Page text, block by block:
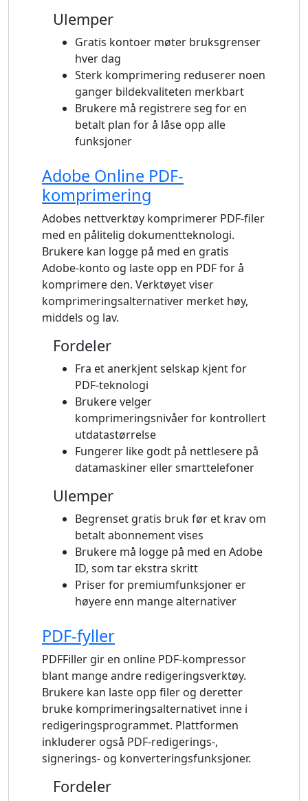
Ulemper
Gratis kontoer møter bruksgrenser
hver dag
Sterk komprimering reduserer noen
ganger bildekvaliteten merkbart
Brukere må registrere seg for en
betalt plan for å låse opp alle
funksjoner
Adobe Online PDF-
komprimering
Adobes nettverktøy komprimerer PDF-filer
med en pålitelig dokumentteknologi.
Brukere kan logge på med en gratis
Adobe-konto og laste opp en PDF for å
komprimere den. Verktøyet viser
komprimeringsalternativer merket høy,
middels og lav.
Fordeler
Fra et anerkjent selskap kjent for
PDF-teknologi
Brukere velger
komprimeringsnivåer for kontrollert
utdatastørrelse
Fungerer like godt på nettlesere på
datamaskiner eller smarttelefoner
Ulemper
Begrenset gratis bruk før et krav om
betalt abonnement vises
Brukere må logge på med en Adobe
ID, som tar ekstra skritt
Priser for premiumfunksjoner er
høyere enn mange alternativer
PDF-fyller
PDFFiller gir en online PDF-kompressor
blant mange andre redigeringsverktøy.
Brukere kan laste opp filer og deretter
bruke komprimeringsalternativet inne i
redigeringsprogrammet. Plattformen
inkluderer også PDF-redigerings-,
signerings- og konverteringsfunksjoner.
Fordeler